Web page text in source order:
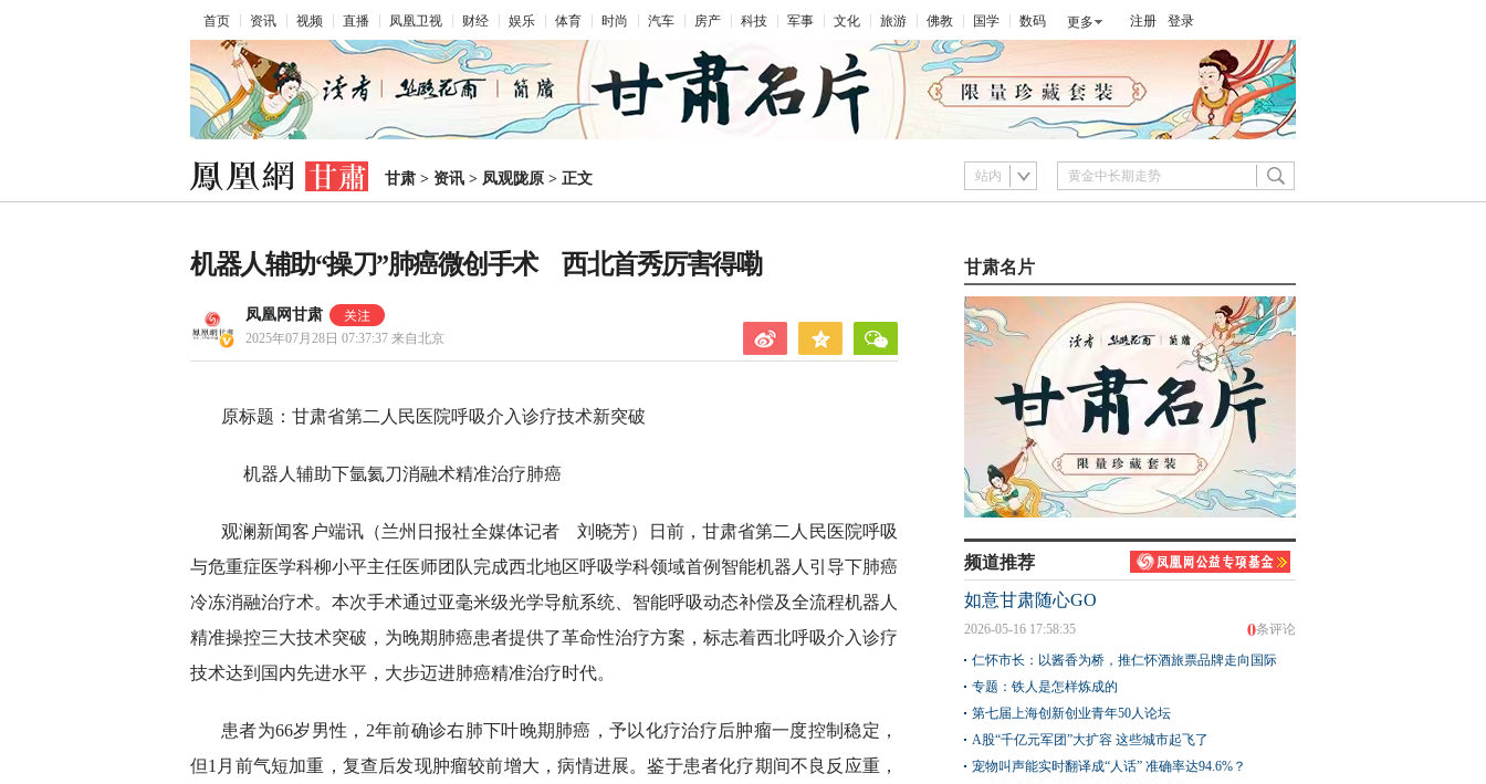
首页 资讯 视频 直播 凤凰卫视 财经 娱乐 体育 时尚 汽车 房产 科技 军事 文化 旅游 佛教 国学 数码 更多 注册 登录
甘肃 > 资讯 > 凤观陇原 > 正文 站内
机器人辅助“操刀”肺癌微创手术 西北首秀厉害得嘞
凤凰网甘肃
2025年07月28日 07:37:37 来自北京
原标题：甘肃省第二人民医院呼吸介入诊疗技术新突破
机器人辅助下氩氦刀消融术精准治疗肺癌
观澜新闻客户端讯（兰州日报社全媒体记者 刘晓芳）日前，甘肃省第二人民医院呼吸
与危重症医学科柳小平主任医师团队完成西北地区呼吸学科领域首例智能机器人引导下肺癌
冷冻消融治疗术。本次手术通过亚毫米级光学导航系统、智能呼吸动态补偿及全流程机器人
精准操控三大技术突破，为晚期肺癌患者提供了革命性治疗方案，标志着西北呼吸介入诊疗
技术达到国内先进水平，大步迈进肺癌精准治疗时代。
患者为66岁男性，2年前确诊右肺下叶晚期肺癌，予以化疗治疗后肿瘤一度控制稳定，
但1月前气短加重，复查后发现肿瘤较前增大，病情进展。鉴于患者化疗期间不良反应重，
甘肃名片
频道推荐
如意甘肃随心GO
0条评论
2026-05-16 17:58:35
仁怀市长：以酱香为桥，推仁怀酒旅票品牌走向国际
专题：铁人是怎样炼成的
第七届上海创新创业青年50人论坛
A股“千亿元军团”大扩容 这些城市起飞了
宠物叫声能实时翻译成“人话” 准确率达94.6%？